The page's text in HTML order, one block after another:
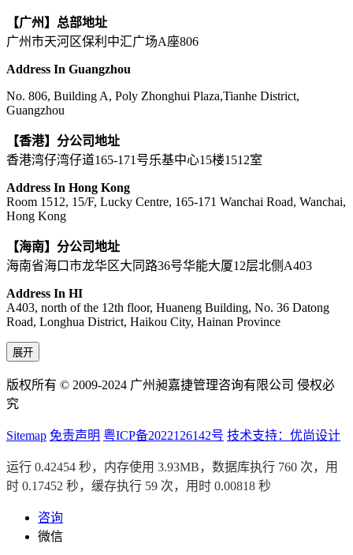
【广州】总部地址
广州市天河区保利中汇广场A座806
Address In Guangzhou
No. 806, Building A, Poly Zhonghui Plaza,Tianhe District,
Guangzhou
【香港】分公司地址
香港湾仔湾仔道165-171号乐基中心15楼1512室
Address In Hong Kong
Room 1512, 15/F, Lucky Centre, 165-171 Wanchai Road, Wanchai,
Hong Kong
【海南】分公司地址
海南省海口市龙华区大同路36号华能大厦12层北侧A403
Address In HI
A403, north of the 12th floor, Huaneng Building, No. 36 Datong
Road, Longhua District, Haikou City, Hainan Province
展开
版权所有 © 2009-2024 广州昶嘉捷管理咨询有限公司 侵权必
究
Sitemap 免责声明 粤ICP备2022126142号 技术支持：优尚设计
运行 0.42454 秒，内存使用 3.93MB，数据库执行 760 次，用
时 0.17452 秒，缓存执行 59 次，用时 0.00818 秒
咨询
微信